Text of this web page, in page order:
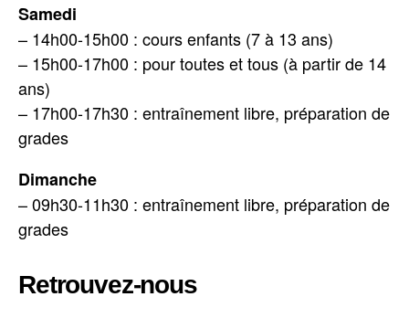
Samedi
– 14h00-15h00 : cours enfants (7 à 13 ans)
– 15h00-17h00 : pour toutes et tous (à partir de 14
ans)
– 17h00-17h30 : entraînement libre, préparation de
grades
Dimanche
– 09h30-11h30 : entraînement libre, préparation de
grades
Retrouvez-nous